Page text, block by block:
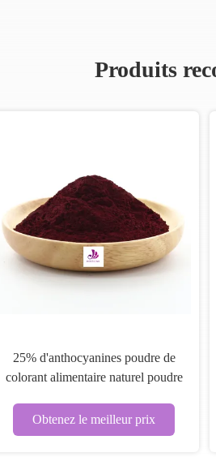
Produits
25% d'anthocyanines poudre de
colorant alimentaire naturel poudre
Obtenez le meilleur prix